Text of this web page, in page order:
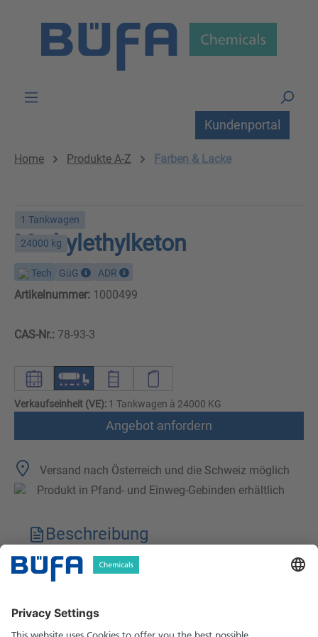
Kundenportal
Home Produkte A-Z Farben & Lacke
1 Tankwagen
24000 kg
Methylethylketon
Tech GüG ADR
Artikelnummer: 1000499
CAS-Nr.: 78-93-3
Verkaufseinheit (VE): 1 Tankwagen à 24000 KG
Angebot anfordern
Versand nach Österreich und die Schweiz möglich
Produkt in Pfand- und Einweg-Gebinden erhältlich
Beschreibung
Technische Merkmale
Sicherheitshinweise